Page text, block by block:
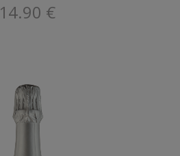
14.90 €